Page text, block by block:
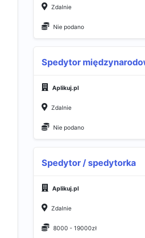
Zdalnie
Nie podano
Spedytor
Aplikuj.pl
Zdalnie
Nie podano
Spedytor / spedytorka
Aplikuj.pl
Zdalnie
8000 - 19000zł